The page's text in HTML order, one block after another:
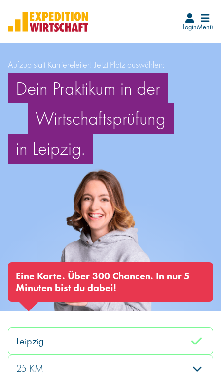
LoginMenü
Startseite
Karrierefinder
Events
Beruf Wirtschaftsprüfer*in
Wie wird man WP
Infos für WP
Infos für Hochschulen
Aufzug statt Karriereleiter! Jetzt Platz auswählen:
Dein Praktikum in der
Wirtschaftsprüfung
in Leipzig.
Eine Karte. Über 300 Chancen. In nur 5
Minuten bist du dabei!
25 KM